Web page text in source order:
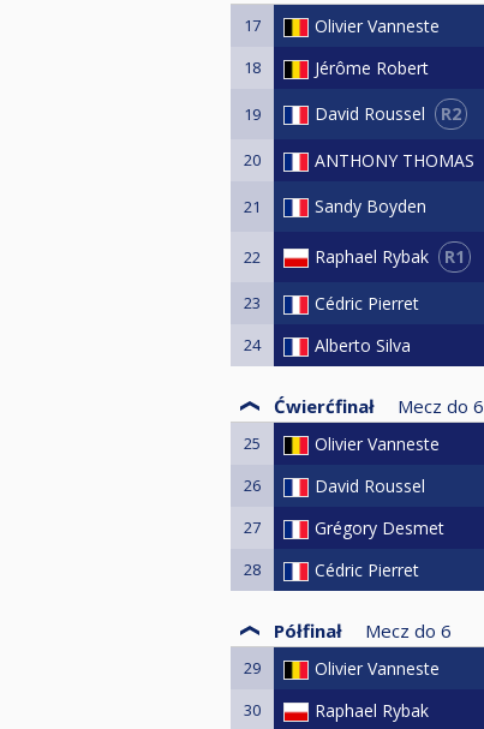
17 Olivier Vanneste
18 Jérôme Robert
19 David Roussel R2
20 ANTHONY THOMAS
21 Sandy Boyden
22 Raphael Rybak R1
23 Cédric Pierret
24 Alberto Silva
Ćwierćfinał Mecz do 6
25 Olivier Vanneste
26 David Roussel
27 Grégory Desmet
28 Cédric Pierret
Półfinał Mecz do 6
29 Olivier Vanneste
30 Raphael Rybak